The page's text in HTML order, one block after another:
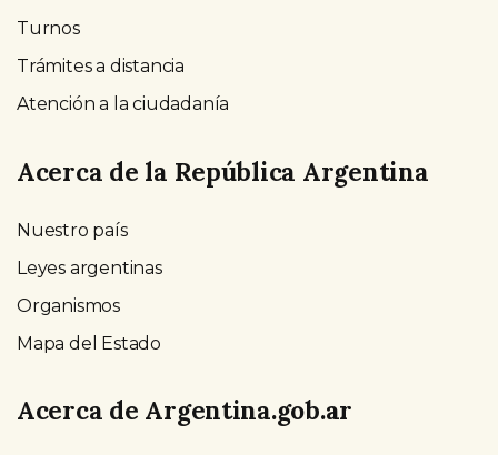
Turnos
Trámites a distancia
Atención a la ciudadanía
Acerca de la República Argentina
Nuestro país
Leyes argentinas
Organismos
Mapa del Estado
Acerca de Argentina.gob.ar